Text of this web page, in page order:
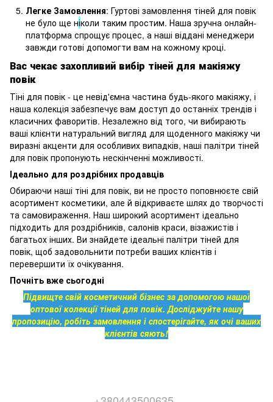
Легке Замовлення: Гуртові замовлення тіней для повік
не було ще ніколи таким простим. Наша зручна онлайн-
платформа спрощує процес, а наші віддані менеджери
завжди готові допомогти вам на кожному кроці.
Вас чекає захопливий вибір тіней для макіяжу
повік
Тіні для повік - це невід'ємна частина будь-якого макіяжу, і
наша колекція забезпечує вам доступ до останніх трендів і
класичних фаворитів. Незалежно від того, чи вибирають
ваші клієнти натуральний вигляд для щоденного макіяжу чи
виразні акценти для особливих випадків, наші палітри тіней
для повік пропонують нескінченні можливості.
Ідеально для роздрібних продавців
Обираючи наші тіні для повік, ви не просто поповнюєте свій
асортимент косметики, але й відкриваєте шлях до творчості
та самовираження. Наш широкий асортимент ідеально
підходить для роздрібників, салонів краси, візажистів і
багатьох інших. Ви знайдете ідеальні палітри тіней для
повік, щоб задовольнити потреби ваших клієнтів і
перевершити їх очікування.
Почніть вже сьогодні
Підвищте свій косметичний бізнес за допомогою нашої
оптової колекції тіней для повік. Досліджуйте нашу
пропозицію, робіть замовлення і спостерігайте, як очі ваших
клієнтів сяють!